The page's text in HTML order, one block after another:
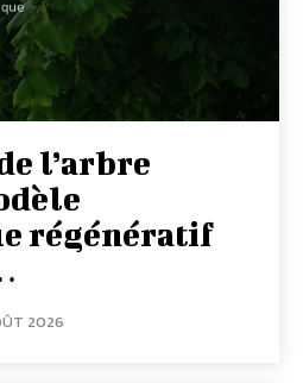
l’arbre
régénératif
2026